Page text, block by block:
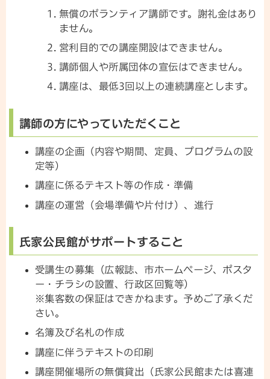
無償のボランティア講師です。謝礼金はあり
ません。
営利目的での講座開設はできません。
講師個人や所属団体の宣伝はできません。
講座は、最低3回以上の連続講座とします。
講師の方にやっていただくこと
講座の企画（内容や期間、定員、プログラムの設
定等）
講座に係るテキスト等の作成・準備
講座の運営（会場準備や片付け）、進行
氏家公民館がサポートすること
受講生の募集（広報誌、市ホームページ、ポスタ
ー・チラシの設置、行政区回覧等）
※集客数の保証はできかねます。予めご了承くだ
さい。
名簿及び名札の作成
講座に伴うテキストの印刷
講座開催場所の無償貸出（氏家公民館または喜連